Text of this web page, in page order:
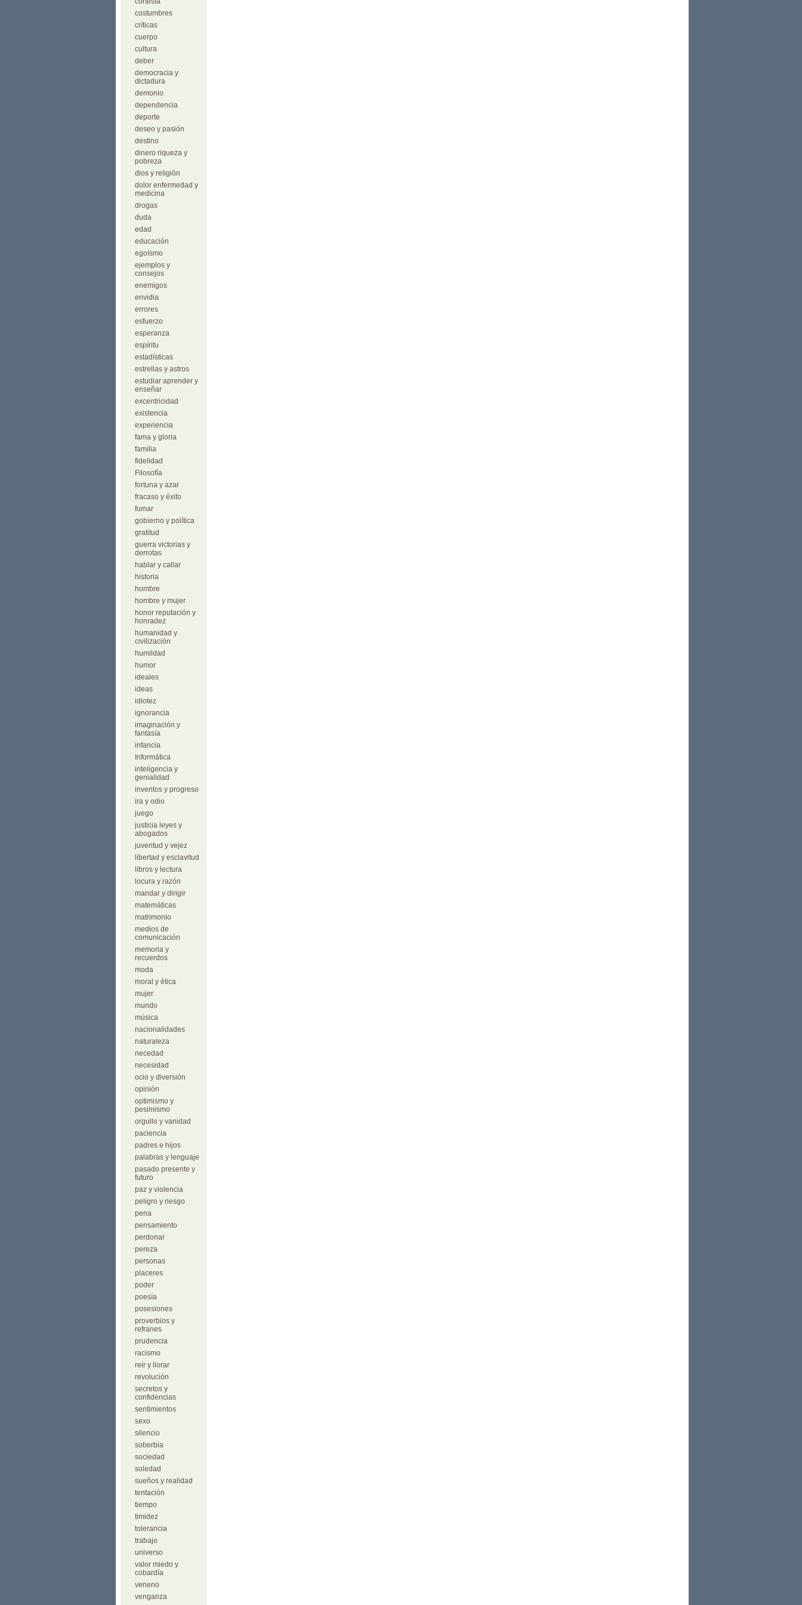
costumbres
críticas
cuerpo
cultura
deber
democracia y
dictadura
demonio
dependencia
deporte
deseo y pasión
destino
dinero riqueza y
pobreza
dios y religión
dolor enfermedad y
medicina
drogas
duda
edad
educación
egoísmo
ejemplos y
consejos
enemigos
envidia
errores
esfuerzo
esperanza
espíritu
estadísticas
estrellas y astros
estudiar aprender y
enseñar
excentricidad
existencia
experiencia
fama y gloria
familia
fidelidad
Filosofía
fortuna y azar
fracaso y éxito
fumar
gobierno y política
gratitud
guerra victorias y
derrotas
hablar y callar
historia
hombre
hombre y mujer
honor reputación y
honradez
humanidad y
civilización
humildad
humor
ideales
ideas
idiotez
ignorancia
imaginación y
fantasía
infancia
Informática
inteligencia y
genialidad
inventos y progreso
ira y odio
juego
justicia leyes y
abogados
juventud y vejez
libertad y esclavitud
libros y lectura
locura y razón
mandar y dirigir
matemáticas
matrimonio
medios de
comunicación
memoria y
recuerdos
moda
moral y ética
mujer
mundo
música
nacionalidades
naturaleza
necedad
necesidad
ocio y diversión
opinión
optimismo y
pesimismo
orgullo y vanidad
paciencia
padres e hijos
palabras y lenguaje
pasado presente y
futuro
paz y violencia
peligro y riesgo
pena
pensamiento
perdonar
pereza
personas
placeres
poder
poesía
posesiones
proverbios y
refranes
prudencia
racismo
reir y llorar
revolución
secretos y
confidencias
sentimientos
sexo
silencio
soberbia
sociedad
soledad
sueños y realidad
tentación
tiempo
timidez
tolerancia
trabajo
universo
valor miedo y
cobardía
veneno
venganza